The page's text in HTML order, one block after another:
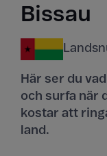
Bissau
Här ser du
och surfa när
kostar att
land.